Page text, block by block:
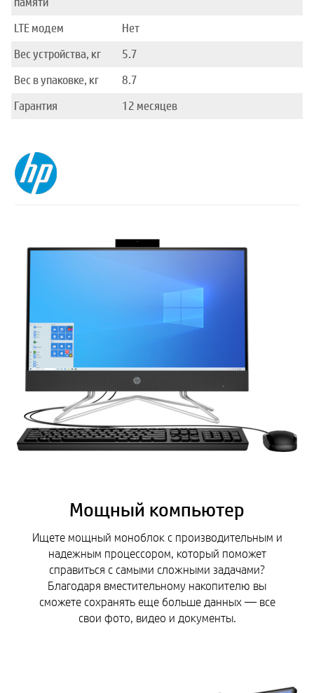
LTE модем
Нет
Вес устройства, кг
5.7
Вес в упаковке, кг
8.7
Гарантия
12 месяцев
Мощный компьютер
Ищете мощный моноблок с производительным и
надежным процессором, который поможет
справиться с самыми сложными задачами?
Благодаря вместительному накопителю вы
сможете сохранять еще больше данных — все
свои фото, видео и документы.